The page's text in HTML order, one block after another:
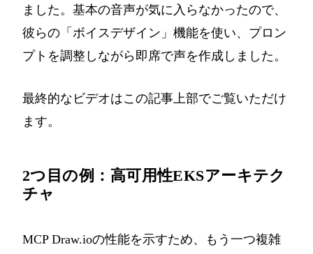
ました。基本の音声が気に入らなかったので、
彼らの「ボイスデザイン」機能を使い、プロン
プトを調整しながら即席で声を作成しました。
最終的なビデオはこの記事上部でご覧いただけ
ます。
2つ目の例：高可用性EKSアーキテク
チャ
MCP Draw.ioの性能を示すため、もう一つ複雑